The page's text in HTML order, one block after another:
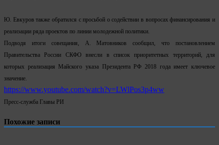
Ю. Евкуров также обратился с просьбой о содействии в вопросах финансирования и
реализации ряда проектов по линии молодежной политики.
Подводя итоги совещания, А. Матовников сообщил, что постановлением
Правительства России СКФО внесли в список приоритетных территорий, для
которых реализация Майского указа Президента РФ 2018 года имеет ключевое
значение.
https://www.youtube.com/watch?v=LWlPos3p4ww
Пресс-служба Главы РИ
Похожие записи